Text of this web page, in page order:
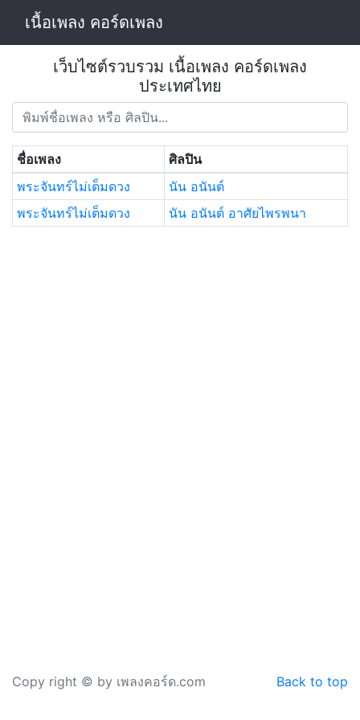
เนื้อเพลง คอร์ดเพลง
เว็บไซต์รวบรวม เนื้อเพลง คอร์ดเพลง
ประเทศไทย
ชื่อเพลง
ศิลปิน
พระจันทร์ไม่เต็มดวง
นัน อนันต์
พระจันทร์ไม่เต็มดวง
นัน อนันต์ อาศัยไพรพนา
Back to top
Copy right © by เพลงคอร์ด.com